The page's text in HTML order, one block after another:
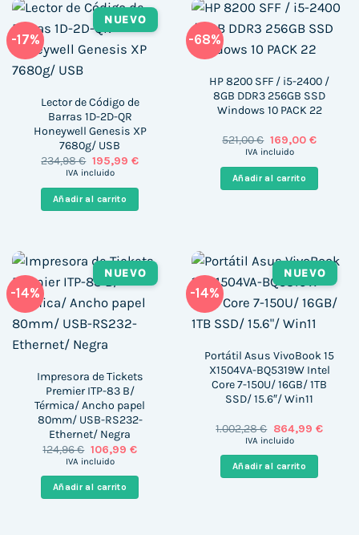
-17%
NUEVO
Lector de Código de
Barras 1D-2D-QR
Honeywell Genesis XP
7680g/ USB
234,98€ El
precio
era:
234,98 €.
195,99 €El
es:
IVA incluido
Añadir al carrito
-68%
HP 8200 SFF / i5-2400 /
8GB DDR3 256GB SSD
Windows 10 PACK 22
521,00€ El
precio
era:
521,00 €.
169,00 €El
es:
IVA incluido
Añadir al carrito
-14%
NUEVO
Impresora de Tickets
Premier ITP-83 B/
Térmica/ Ancho papel
80mm/ USB-RS232-
Ethernet/ Negra
124,96€ El
precio
era:
124,96 €.
106,99 €El
es:
106,99 €.
IVA incluido
Añadir al carrito
-14%
NUEVO
Portátil Asus VivoBook 15
X1504VA-BQ5319W Intel
Core 7-150U/ 16GB/ 1TB
SSD/ 15.6″/ Win11
1.002,28€ El
precio
era:
1.002,28 €.
864,99 €El
IVA incluido
Añadir al carrito